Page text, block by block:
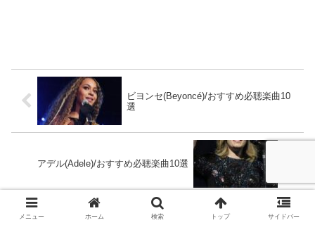
ビヨンセ(Beyoncé)/おすすめ必聴楽曲10
選
アデル(Adele)/おすすめ必聴楽曲10選
メニュー ホーム 検索 トップ サイドバー